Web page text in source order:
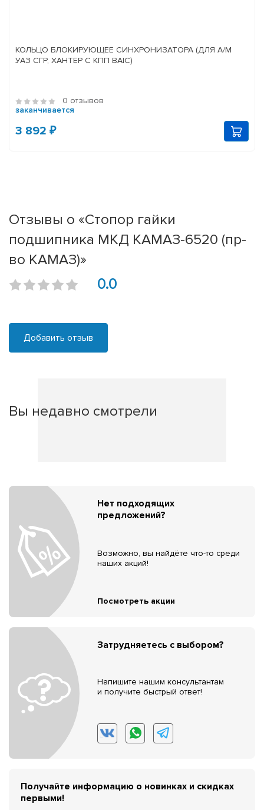
КОЛЬЦО БЛОКИРУЮЩЕЕ СИНХРОНИЗАТОРА (ДЛЯ А/М
УАЗ СГР, ХАНТЕР С КПП BAIC)
0 отзывов
заканчивается
3 892 ₽
Отзывы о «Стопор гайки
подшипника МКД КАМАЗ-6520 (пр-
во КАМАЗ)»
0.0
Добавить отзыв
Вы недавно смотрели
Нет подходящих
предложений?
Возможно, вы найдёте что-то среди
наших акций!
Посмотреть акции
Затрудняетесь с выбором?
Напишите нашим консультантам
и получите быстрый ответ!
Получайте информацию о новинках и скидках
первыми!